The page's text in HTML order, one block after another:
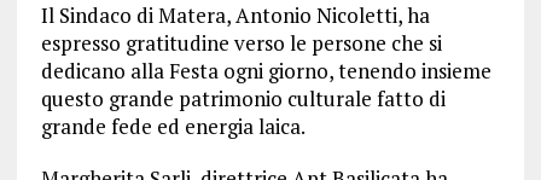
Il Sindaco di Matera, Antonio Nicoletti, ha
espresso gratitudine verso le persone che si
dedicano alla Festa ogni giorno, tenendo insieme
questo grande patrimonio culturale fatto di
grande fede ed energia laica.